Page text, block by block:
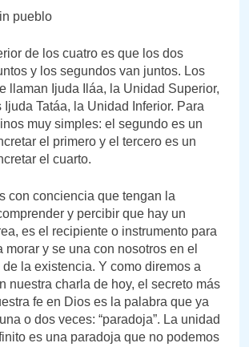
pueblo
de los cuatro es que los dos
y los segundos van juntos. Los
llaman Ijuda Iláa, la Unidad Superior,
Tatáa, la Unidad Inferior. Para
muy simples: el segundo es un
el primero y el tercero es un
el cuarto.
con conciencia que tengan la
y percibir que hay un
es el recipiente o instrumento para
morar y se una con nosotros en el
la existencia. Y como diremos a
nuestra charla de hoy, el secreto más
fe en Dios es la palabra que ya
o dos veces: “paradoja”. La unidad
es una paradoja que no podemos